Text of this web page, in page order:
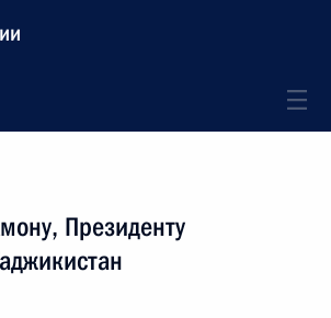
Президенту